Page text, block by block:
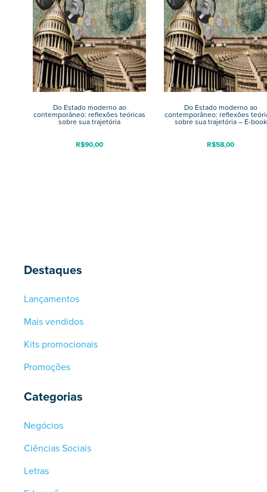
Destaques
Lançamentos
Mais vendidos
Kits promocionais
Promoções
Categorias
Negócios
Ciências Sociais
Letras
Do Estado moderno ao
contemporâneo: reflexões teóricas
sobre sua trajetória
R$90,00
Do Estado moderno ao
contemporâneo: reflexões
sobre sua trajetória – E-book
R$58,00